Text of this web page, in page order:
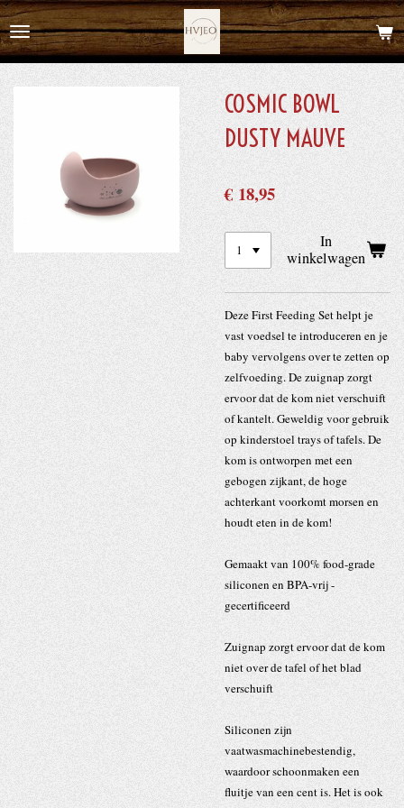
Ga
direct
naar
COSMIC BOWL
DUSTY MAUVE
€ 18,95
In
winkelwagen
Deze First Feeding Set helpt je
vast voedsel te introduceren en je
baby vervolgens over te zetten op
zelfvoeding. De zuignap zorgt
ervoor dat de kom niet verschuift
of kantelt. Geweldig voor gebruik
op kinderstoel trays of tafels. De
kom is ontworpen met een
gebogen zijkant, de hoge
achterkant voorkomt morsen en
houdt eten in de kom!
Gemaakt van 100% food-grade
siliconen en BPA-vrij -
gecertificeerd
Zuignap zorgt ervoor dat de kom
niet over de tafel of het blad
verschuift
Siliconen zijn
vaatwasmachinebestendig,
waardoor schoonmaken een
fluitje van een cent is. Het is ook